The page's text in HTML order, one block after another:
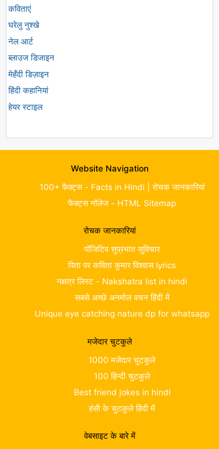
कविताएं
घरेलु नुश्खे
नेल आर्ट
ब्लाउज डिजाइन
मेहँदी डिज़ाइन
हिंदी कहानियां
हेयर स्टाइल
Website Navigation
100+ फैक्ट्स - Facts in Hindi | रोचक जानकारियां
फैक्ट्स नॉलेज - HTML Sitemap
रोचक जानकारियां
पॉजिटिव सुप्रभात सुविचार
पिता पर कविता कुमार विश्वास lyrics
नक्षत्र लिस्ट - Nakshatra list in hindi
सबसे अच्छे अनमोल वचन हिंदी में
Unique eye catching nature dp for whatsapp
मजेदार चुटकुले
1000 मजेदार चुटकुले
100 हिन्दी चुटकुले
Best friend jokes in hindi
हंसी के चुटकुले हिंदी में
वेबसाइट के बारे में